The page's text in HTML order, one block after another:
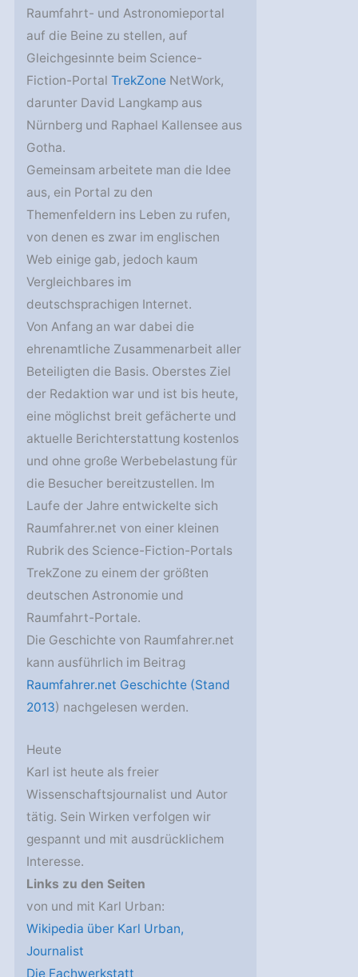
Raumfahrt- und Astronomieportal
auf die Beine zu stellen, auf
Gleichgesinnte beim Science-
Fiction-PortalTrekZone NetWork,
darunter David Langkamp aus
Nürnberg und Raphael Kallensee aus
Gotha.
Gemeinsam arbeitete man die Idee
aus, ein Portal zu den
Themenfeldern ins Leben zu rufen,
von denen es zwar im englischen
Web einige gab, jedoch kaum
Vergleichbares im
deutschsprachigen Internet.
Von Anfang an war dabei die
ehrenamtliche Zusammenarbeit aller
Beteiligten die Basis. Oberstes Ziel
der Redaktion war und ist bis heute,
eine möglichst breit gefächerte und
aktuelle Berichterstattung kostenlos
und ohne große Werbebelastung für
die Besucher bereitzustellen. Im
Laufe der Jahre entwickelte sich
Raumfahrer.net von einer kleinen
Rubrik des Science-Fiction-Portals
TrekZone zu einem der größten
deutschen Astronomie und
Raumfahrt-Portale.
Die Geschichte von Raumfahrer.net
kann ausführlich im Beitrag
Raumfahrer.net Geschichte (Stand
2013) nachgelesen werden.
Heute
Karl ist heute als freier
Wissenschaftsjournalist und Autor
tätig. Sein Wirken verfolgen wir
gespannt und mit ausdrücklichem
Interesse.
Links zu den Seiten
von und mit Karl Urban:
Wikipedia über Karl Urban,
Journalist
Die Fachwerkstatt